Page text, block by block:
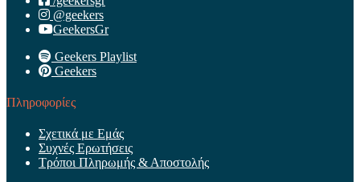
@geekers
GeekersGr
Geekers Playlist
Geekers
Πληροφορίες
Σχετικά με Εμάς
Συχνές Ερωτήσεις
Τρόποι Πληρωμής & Αποστολής